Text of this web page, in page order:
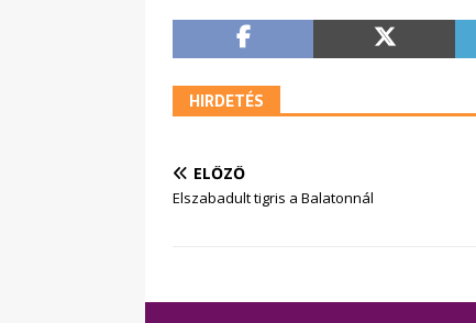
HIRDETÉS
ELŐZŐ
Elszabadult tigris a Balatonnál